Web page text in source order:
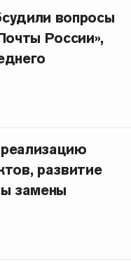
вопросы
России»,
развитие
замены